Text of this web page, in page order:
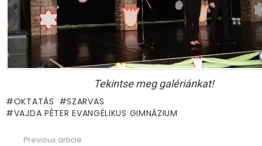
Tekintse meg galériánkat!
OKTATÁS
SZARVAS
VAJDA PÉTER EVANGÉLIKUS GIMNÁZIUM
Previous article